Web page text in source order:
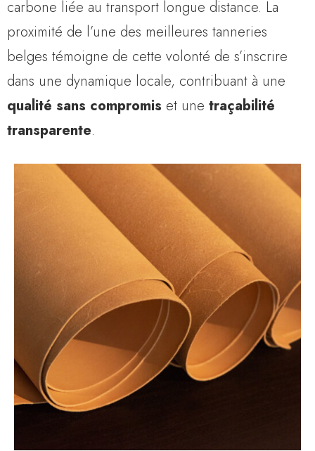
carbone liée au transport longue distance. La
proximité de l’une des meilleures tanneries
belges témoigne de cette volonté de s’inscrire
dans une dynamique locale, contribuant à une
qualité sans compromis et une traçabilité
transparente.